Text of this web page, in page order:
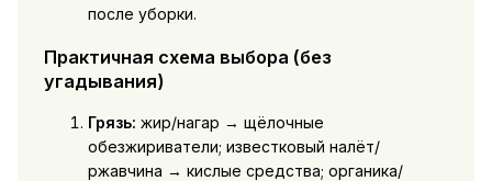
после уборки.
Практичная схема выбора (без
угадывания)
Грязь: жир/нагар → щёлочные
обезжириватели; известковый налёт/
ржавчина → кислые средства; органика/